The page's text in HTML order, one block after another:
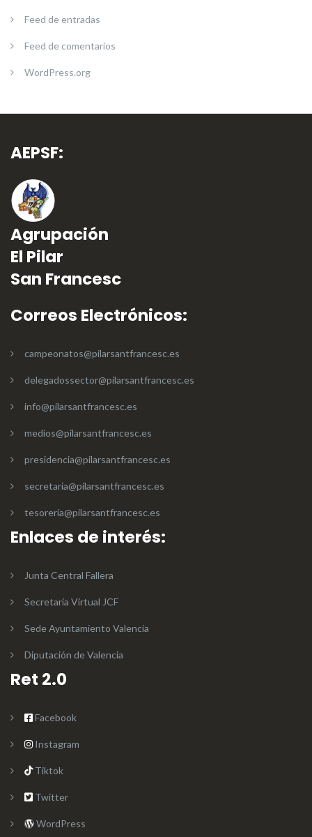
Feed de entradas
Feed de comentarios
WordPress.org
AEPSF:
Agrupación
El Pilar
San Francesc
Correos Electrónicos:
campeonatos@pilarsantfrancesc.es
delegadossector@pilarsantfrancesc.es
info@pilarsantfrancesc.es
medios@pilarsantfrancesc.es
presidencia@pilarsantfrancesc.es
secretaria@pilarsantfrancesc.es
tesoreria@pilarsantfrancesc.es
Enlaces de interés:
Junta Central Fallera
Secretaría Virtual JCF
Sede Ayuntamiento Valencia
Diputación de Valencia
Ret 2.0
Facebook
Instagram
Tiktok
Twitter
WordPress